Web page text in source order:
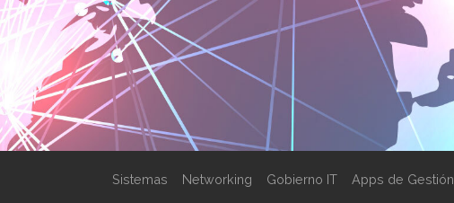
Sistemas Networking Gobierno IT Apps de Gestión